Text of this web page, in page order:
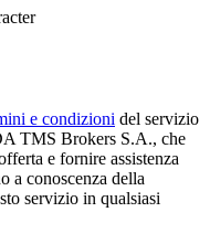
e condizioni del servizio
TMS Brokers S.A., che
e fornire assistenza
a conoscenza della
servizio in qualsiasi